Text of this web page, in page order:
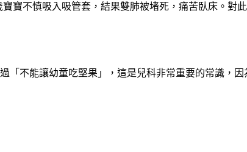
寶不慎吸入吸管套，結果雙肺被堵死，痛苦臥床。對
「不能讓幼童吃堅果」，這是兒科非常重要的常識，